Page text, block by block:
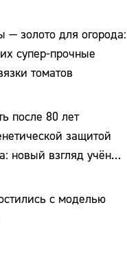
— золото для огорода:
супер-прочные
томатов
после 80 лет
защитой
новый взгляд учёных
с моделью